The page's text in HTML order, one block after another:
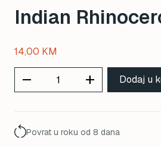
Indian
14,00 KM
remove add Dodaj u
Povrat u roku od 8 dana